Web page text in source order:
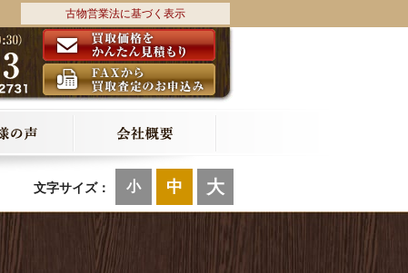
古物営業法に基づく表示
文字サイズ： 小 中 大